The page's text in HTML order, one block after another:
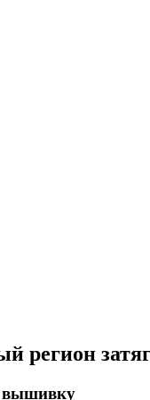
регион
вышивку